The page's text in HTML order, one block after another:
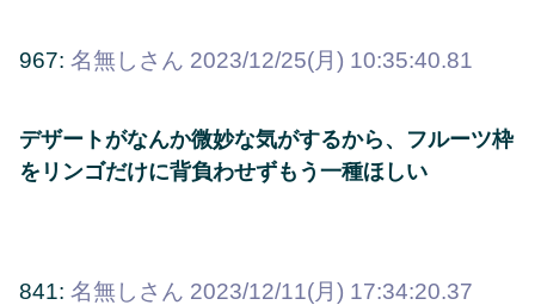
967: 名無しさん 2023/12/25(月) 10:35:40.81
デザートがなんか微妙な気がするから、フルーツ枠
をリンゴだけに背負わせずもう一種ほしい
841: 名無しさん 2023/12/11(月) 17:34:20.37